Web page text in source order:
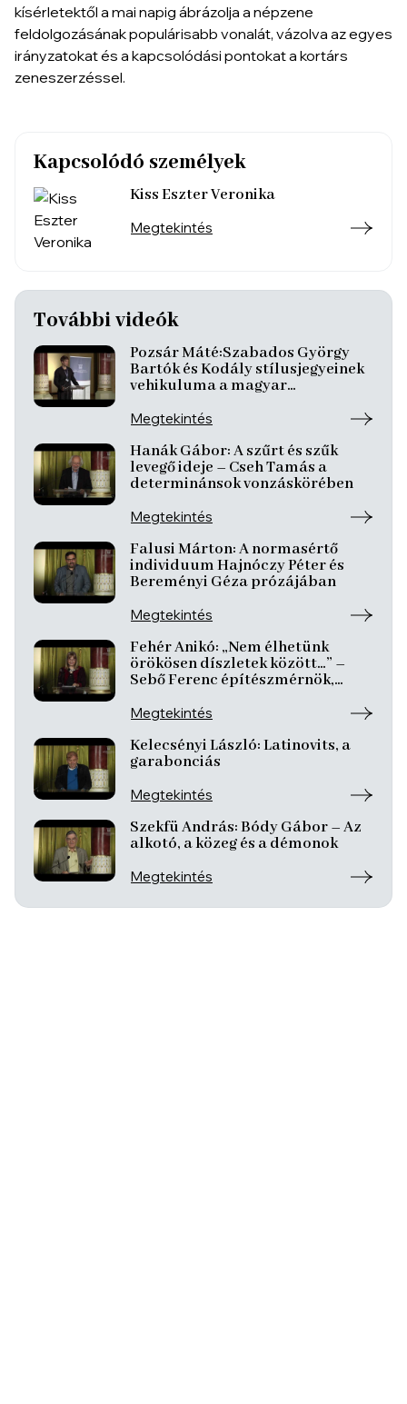
kísérletektől a mai napig ábrázolja a népzene
feldolgozásának populárisabb vonalát, vázolva az egyes
irányzatokat és a kapcsolódási pontokat a kortárs
zeneszerzéssel.
Kapcsolódó személyek
Kiss Eszter Veronika
Megtekintés
További videók
Pozsár Máté:Szabados György
Bartók és Kodály stílusjegyeinek
vehikuluma a magyar
Megtekintés
Hanák Gábor: A szűrt és szűk
levegő ideje – Cseh Tamás a
determinánsok vonzáskörében
Megtekintés
Falusi Márton: A normasértő
individuum Hajnóczy Péter és
Bereményi Géza prózájában
Megtekintés
Fehér Anikó: „Nem élhetünk
örökösen díszletek között…” –
Sebő Ferenc építészmérnök,
Megtekintés
Kelecsényi László: Latinovits, a
garabonciás
Megtekintés
Szekfü András: Bódy Gábor – Az
alkotó, a közeg és a démonok
Megtekintés